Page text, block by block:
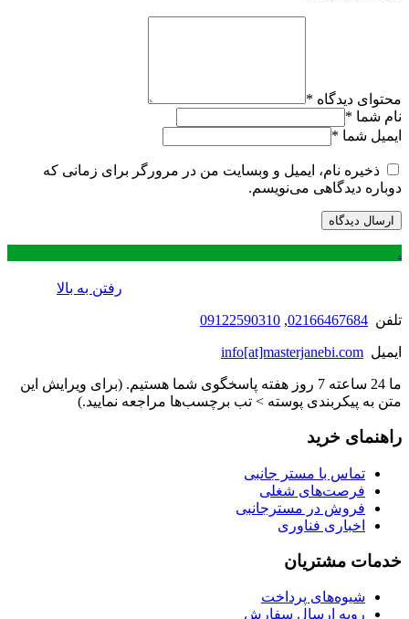
محتوای دیدگاه *
نام شما *
ایمیل شما *
ذخیره نام، ایمیل و وبسایت من در مرورگر برای زمانی که
دوباره دیدگاهی می‌نویسم.
.
رفتن به بالا
تلفن 02166467684
,
09122590310
ایمیل info[at]masterjanebi.com
ما 24 ساعته 7 روز هفته پاسخگوی شما هستیم. (برای ویرایش این
متن به پیکربندی پوسته > تب برچسب‌ها مراجعه نمایید.)
راهنمای خرید
تماس با مستر جانبی
فرصت‌های شغلی
فروش در مسترجانبی
اخباری فناوری
خدمات مشتریان
شیوه‌های پرداخت
رویه ارسال سفارش